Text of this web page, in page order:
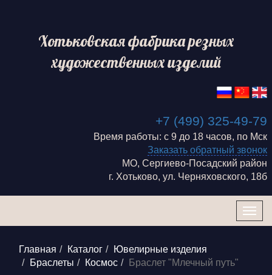
Хотьковская фабрика резных
художественных изделий
+7 (499) 325-49-79
Время работы: с 9 до 18 часов, по Мск
Заказать обратный звонок
МО, Сергиево-Посадский район
г. Хотьково, ул. Черняховского, 18б
Главная Каталог
Ювелирные изделия
Браслеты
Космос Браслет "Млечный путь"